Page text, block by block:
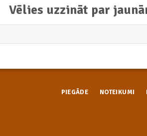
Vēlies uzzināt par
PIEGĀDE NOTEIKUMI